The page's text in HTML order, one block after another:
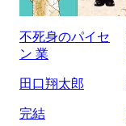
不死身のパイセ
ン 業
田口翔太郎
完結